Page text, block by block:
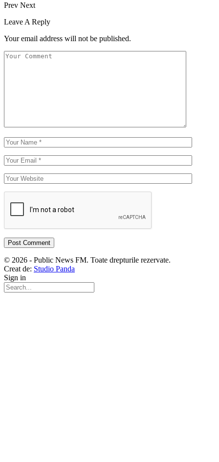
Prev Next
Leave A Reply
Your email address will not be published.
© 2026 - Public News FM. Toate drepturile rezervate.
Creat de: Studio Panda
Sign in